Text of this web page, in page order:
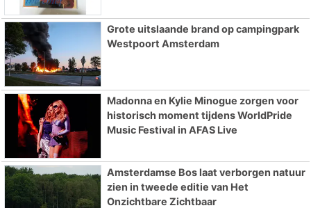
Grote uitslaande brand op campingpark
Westpoort Amsterdam
Madonna en Kylie Minogue zorgen voor
historisch moment tijdens WorldPride
Music Festival in AFAS Live
Amsterdamse Bos laat verborgen natuur
zien in tweede editie van Het
Onzichtbare Zichtbaar